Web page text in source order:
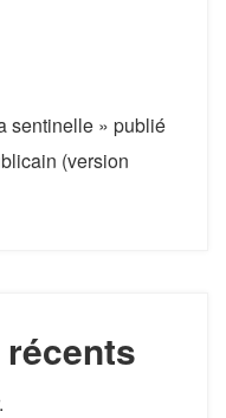
sentinelle » publié
(version